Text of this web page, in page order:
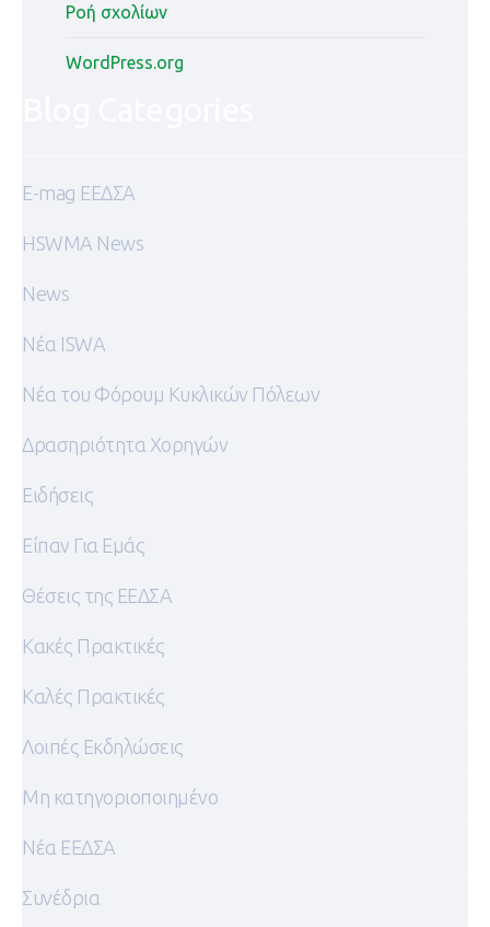
Ροή σχολίων
WordPress.org
E-mag ΕΕΔΣΑ
HSWMA News
News
Nέα ISWA
Nέα του Φόρουμ Κυκλικών Πόλεων
Δρασηριότητα Χορηγών
Ειδήσεις
Είπαν Για Εμάς
Θέσεις της ΕΕΔΣΑ
Κακές Πρακτικές
Καλές Πρακτικές
Λοιπές Εκδηλώσεις
Μη κατηγοριοποιημένο
Νέα ΕΕΔΣΑ
Συνέδρια